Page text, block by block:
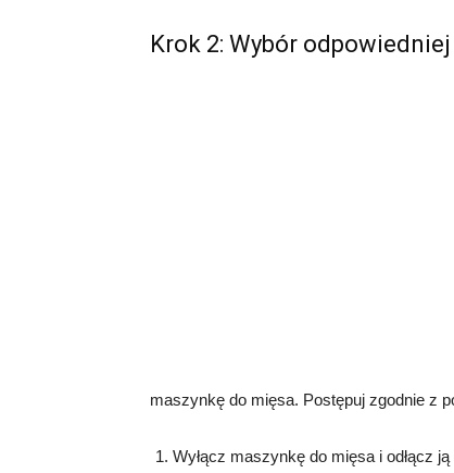
Krok 2: Wybór
maszynkę do mięsa. Postępuj zgodnie z
Wyłącz maszynkę do mięsa i odłącz ją